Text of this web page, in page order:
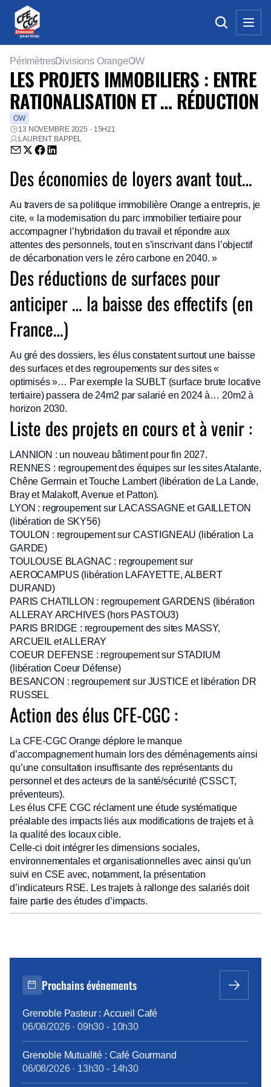
PérimètresDivisions OrangeOW
LES PROJETS IMMOBILIERS : ENTRE
RATIONALISATION ET … RÉDUCTION
OW
13 NOVEMBRE 2025 - 15H21
LAURENT BAPPEL
Envoyer par email (nouvelle fenêtre)
Partager sur Twitter (nouvelle fenêtre)
Partager sur Facebook (nouvelle fenêtre)
Partager sur LinkedIn (nouvelle fenêtre)
Des économies de loyers avant tout…
Au travers de sa politique immobilière Orange a entrepris, je
cite, « la modernisation du parc immobilier tertiaire pour
accompagner l’hybridation du travail et répondre aux
attentes des personnels, tout en s’inscrivant dans l’objectif
de décarbonation vers le zéro carbone en 2040. »
Des réductions de surfaces pour
anticiper … la baisse des effectifs (en
France…)
Au gré des dossiers, les élus constatent surtout une baisse
des surfaces et des regroupements sur des sites «
optimisés »… Par exemple la SUBLT (surface brute locative
tertiaire) passera de 24m2 par salarié en 2024 à… 20m2 à
horizon 2030.
Liste des projets en cours et à venir :
LANNION : un nouveau bâtiment pour fin 2027.
RENNES : regroupement des équipes sur les sites Atalante,
Chêne Germain et Touche Lambert (libération de La Lande,
Bray et Malakoff, Avenue et Patton).
LYON : regroupement sur LACASSAGNE et GAILLETON
(libération de SKY56)
TOULON : regroupement sur CASTIGNEAU (libération La
GARDE)
TOULOUSE BLAGNAC : regroupement sur
AEROCAMPUS (libération LAFAYETTE, ALBERT
DURAND)
PARIS CHATILLON : regroupement GARDENS (libération
ALLERAY ARCHIVES (hors PASTOU3)
PARIS BRIDGE : regroupement des sites MASSY,
ARCUEIL et ALLERAY
COEUR DEFENSE : regroupement sur STADIUM
(libération Coeur Défense)
BESANCON : regroupement sur JUSTICE et libération DR
RUSSEL
Action des élus CFE-CGC :
La CFE-CGC Orange déplore le manque
d’accompagnement humain lors des déménagements ainsi
qu’une consultation insuffisante des représentants du
personnel et des acteurs de la santé/sécurité (CSSCT,
préventeurs).
Les élus CFE CGC réclament une étude systématique
préalable des impacts liés aux modifications de trajets et à
la qualité des locaux cible.
Celle-ci doit intégrer les dimensions sociales,
environnementales et organisationnelles avec ainsi qu’un
suivi en CSE avec, notamment, la présentation
d’indicateurs RSE. Les trajets à rallonge des salariés doit
faire partie des études d’impacts.
Prochains événements
Grenoble Pasteur : Accueil Café
06/08/2026· 09h30 - 10h30
Grenoble Mutualité : Café Gourmand
06/08/2026· 13h30 - 14h30